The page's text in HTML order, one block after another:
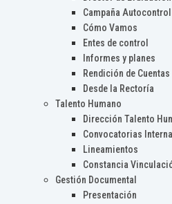
Campaña Autocontrol
Cómo Vamos
Entes de control
Informes y planes
Rendición de Cuentas
Desde la Rectoría
Talento Humano
Dirección Talento
Convocatorias
Lineamientos
Constancia
Gestión Documental
Presentación